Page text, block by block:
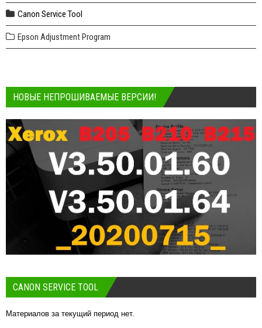
Canon Service Tool
Epson Adjustment Program
НОВЫЕ НЕПРОШИВАЕМЫЕ ВЕРСИИ!
CANON SERVICE TOOL
Материалов за текущий период нет.